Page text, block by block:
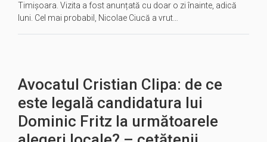
Timișoara. Vizita a fost anunțată cu doar o zi înainte, adică
luni. Cel mai probabil, Nicolae Ciucă a vrut…
Avocatul Cristian Clipa: de ce
este legală candidatura lui
Dominic Fritz la următoarele